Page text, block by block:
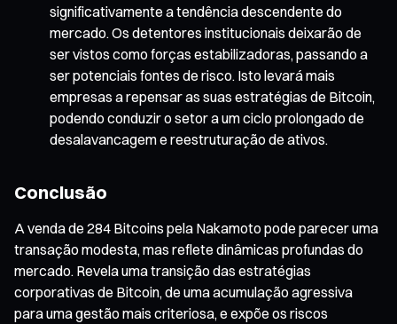
significativamente a tendência descendente do
mercado. Os detentores institucionais deixarão de
ser vistos como forças estabilizadoras, passando a
ser potenciais fontes de risco. Isto levará mais
empresas a repensar as suas estratégias de Bitcoin,
podendo conduzir o setor a um ciclo prolongado de
desalavancagem e reestruturação de ativos.
Conclusão
A venda de 284 Bitcoins pela Nakamoto pode parecer uma
transação modesta, mas reflete dinâmicas profundas do
mercado. Revela uma transição das estratégias
corporativas de Bitcoin, de uma acumulação agressiva
para uma gestão mais criteriosa, e expõe os riscos